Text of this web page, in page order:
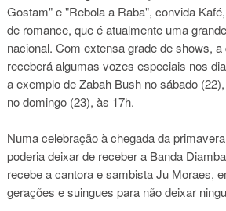
Gostam" e "Rebola a Raba", convida
de romance, que é atualmente uma
nacional. Com extensa grade de shows,
receberá algumas vozes especiais nos
a exemplo de Zabah Bush no sábado
no domingo (23), às 17h.
Numa celebração à chegada da
poderia deixar de receber a Banda
recebe a cantora e sambista Ju Moraes,
gerações e suingues para não deixar